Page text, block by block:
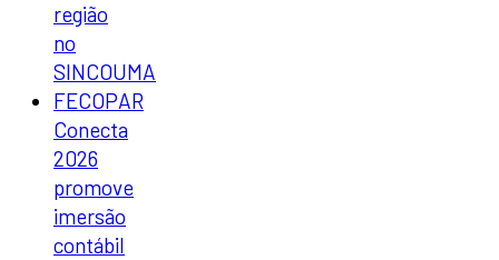
região
no
SINCOUMA
FECOPAR
Conecta
2026
promove
imersão
contábil